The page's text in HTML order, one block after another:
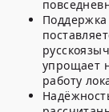
Поддержка
упрощает
работу